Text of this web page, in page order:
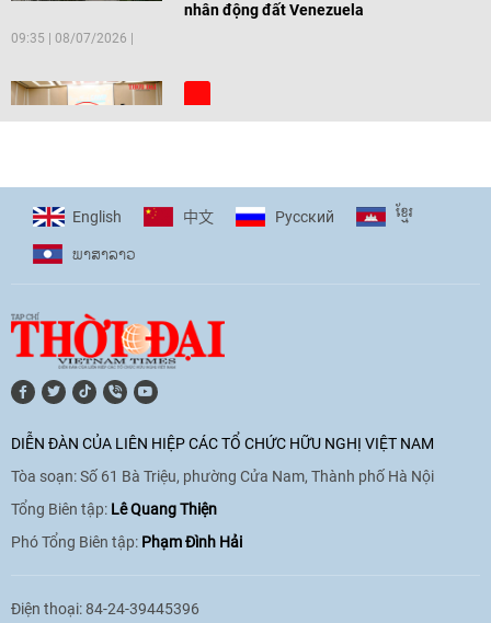
nhân động đất Venezuela
09:35 08/07/2026
[Video] Trẻ em Đông Á cùng kiến tạo
11:10|17/06/2026
hòa bình, hữu nghị giữa các dân tộc"
cho Đại sứ Hungary tại Việt Nam
17:25| 13/06/2026
English 中文 Pусский ខ្មែរ
ພາ​ສາ​ລາວ
DIỄN ĐÀN CỦA LIÊN HIỆP CÁC TỔ CHỨC HỮU NGHỊ VIỆT NAM
Tòa soạn: Số 61 Bà Triệu, phường Cửa Nam, Thành phố Hà Nội
Tổng Biên tập: Lê Quang Thiện
Phó Tổng Biên tập: Phạm Đình Hải
Điện thoại: 84-24-39445396